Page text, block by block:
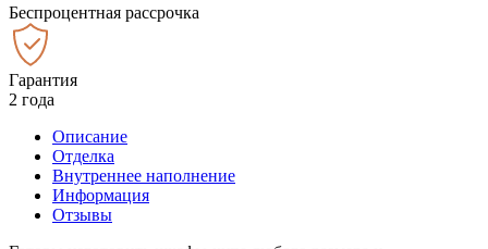
Беспроцентная рассрочка
Гарантия
2 года
Описание
Отделка
Внутреннее наполнение
Информация
Отзывы